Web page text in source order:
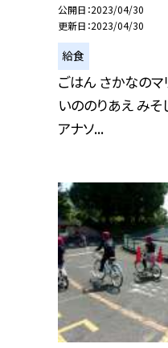
公開日 2023/04/30
更新日 2023/04/30
給食
ごはん さかなのマ
いののりあえ み
アナソ...